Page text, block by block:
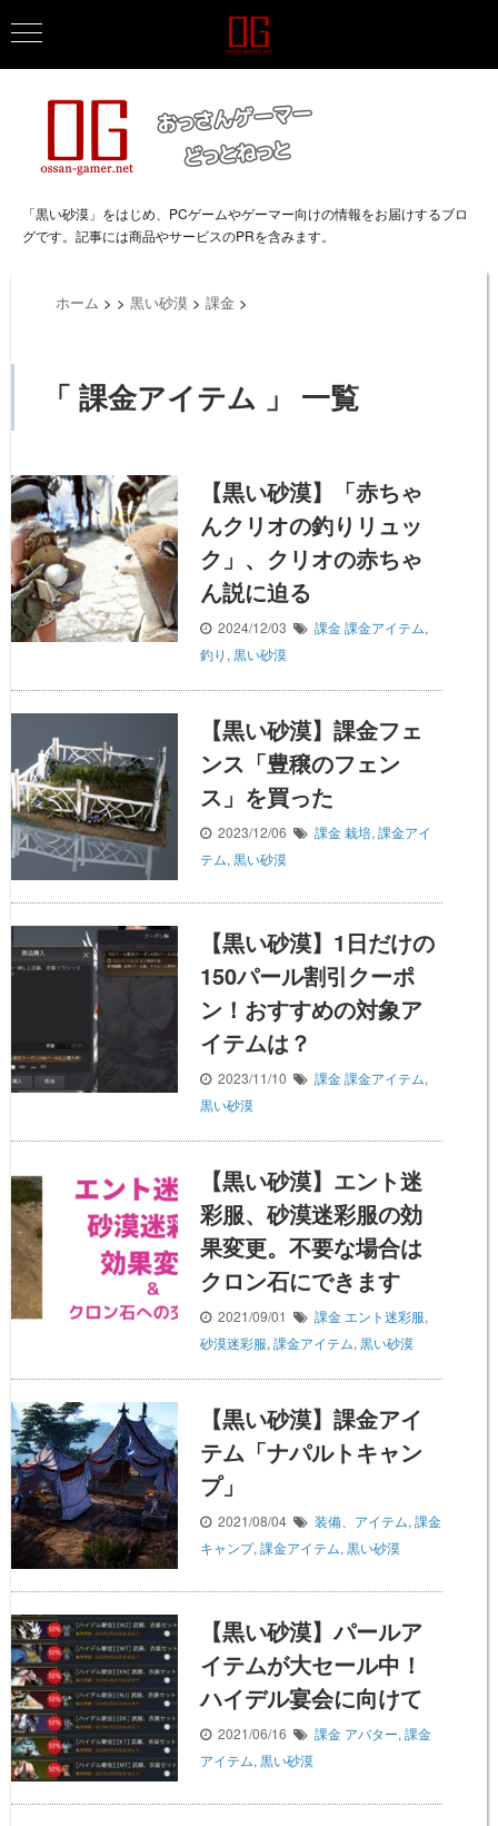
「黒い砂漠」をはじめ、PCゲームやゲーマー向けの情報をお届けするブロ
グです。記事には商品やサービスのPRを含みます。
ホーム > > 黒い砂漠 > 課金 >
「 課金アイテム 」 一覧
【黒い砂漠】「赤ちゃ
んクリオの釣りリュッ
ク」、クリオの赤ちゃ
ん説に迫る
2024/12/03 課金課金アイテム,
釣り , 黒い砂漠
【黒い砂漠】課金フェ
ンス「豊穣のフェン
ス」を買った
2023/12/06 課金栽培, 課金アイ
テム, 黒い砂漠
【黒い砂漠】1日だけの
150パール割引クーポ
ン！おすすめの対象ア
イテムは？
2023/11/10 課金課金アイテム,
黒い砂漠
【黒い砂漠】エント迷
彩服、砂漠迷彩服の効
果変更。不要な場合は
クロン石にできます
2021/09/01 課金 エント迷彩服,
砂漠迷彩服, 課金アイテム, 黒い砂漠
【黒い砂漠】課金アイ
テム「ナパルトキャン
プ」
2021/08/04 装備、アイテム, 課金
キャンプ, 課金アイテム, 黒い砂漠
【黒い砂漠】パールア
イテムが大セール中！
ハイデル宴会に向けて
2021/06/16 課金 アバター, 課金
アイテム, 黒い砂漠